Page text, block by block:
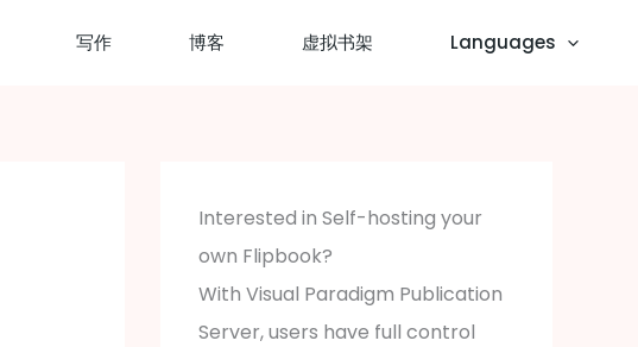
写作 博客 虚拟书架 Languages
Interested in Self-hosting your
own Flipbook?
With Visual Paradigm Publication
Server, users have full control